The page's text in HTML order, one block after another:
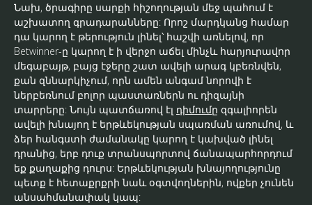
Նախ, ծրագիրը սարքի հիշողության մեջ պահում է
աշխատող գրադարանները: Որոշ մարդկանց համար
դա կարող է թերություն լինել՝ հաշվի առնելով, որ
Betwinner-ը կարող է ի վերջո աճել մինչև հարյուրավոր
մեգաբայթ, բայց էջերը շատ ավելի արագ կբեռնվեն,
քան զննարկիչում, որն ամեն անգամ նորովի է
ներբեռնում բոլոր պաստառներն ու դիզայնի
տարրերը: Նույն պատճառով էլ դիմումը զգալիորեն
ավելի խնայող է երթևեկության սպառման առումով, և
ձեր հանգստի ժամանակը կարող է կախված լինել
դրանից, երբ դուք տրանսպորտով ճանապարհորդում
եք քաղաքից դուրս: Երթևեկության խնայողությունը
պետք է հետաքրքրի նաև օգտվողներին, ովքեր չունեն
անսահմանափակ կապ: